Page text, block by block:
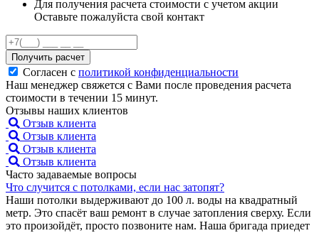
Для получения расчета стоимости с учетом акции
Оставьте пожалуйста свой контакт
Получить расчет
Согласен с политикой конфиденциальности
Наш менеджер свяжется с Вами после проведения расчета
стоимости в течении 15 минут.
Отзывы наших клиентов
Отзыв клиента
Отзыв клиента
Отзыв клиента
Отзыв клиента
Часто задаваемые вопросы
Что случится с потолками, если нас затопят?
Наши потолки выдерживают до 100 л. воды на квадратный
метр. Это спасёт ваш ремонт в случае затопления сверху. Если
это произойдёт, просто позвоните нам. Наша бригада приедет